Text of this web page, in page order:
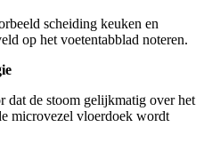
scheiding keuken en
op het voetentabblad noteren.
dat de stoom gelijkmatig over het
microvezel vloerdoek wordt